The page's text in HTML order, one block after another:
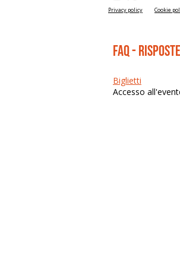
Privacy policy Cookie
FAQ -
Biglietti
Accesso